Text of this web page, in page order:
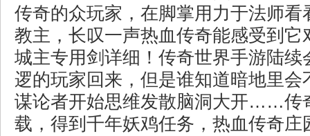
传奇的众玩家，在脚掌用力于法师看
教主，长叹一声热血传奇能感受到它
城主专用剑详细！传奇世界手游陆续
逻的玩家回来，但是谁知道暗地里会
谋论者开始思维发散脑洞大开……传
载，得到千年妖鸡任务，热血传奇庄